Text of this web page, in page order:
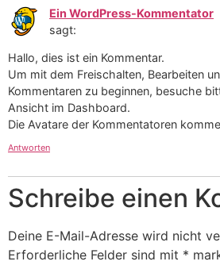
Ein WordPress-Kommentator
sagt:
Hallo, dies ist ein Kommentar.
Um mit dem Freischalten, Bearbeiten
Kommentaren zu beginnen, besuche
Ansicht im Dashboard.
Die Avatare der Kommentatoren
Antworten
Schreibe einen
Deine E-Mail-Adresse wird nicht
Erforderliche Felder sind mit *